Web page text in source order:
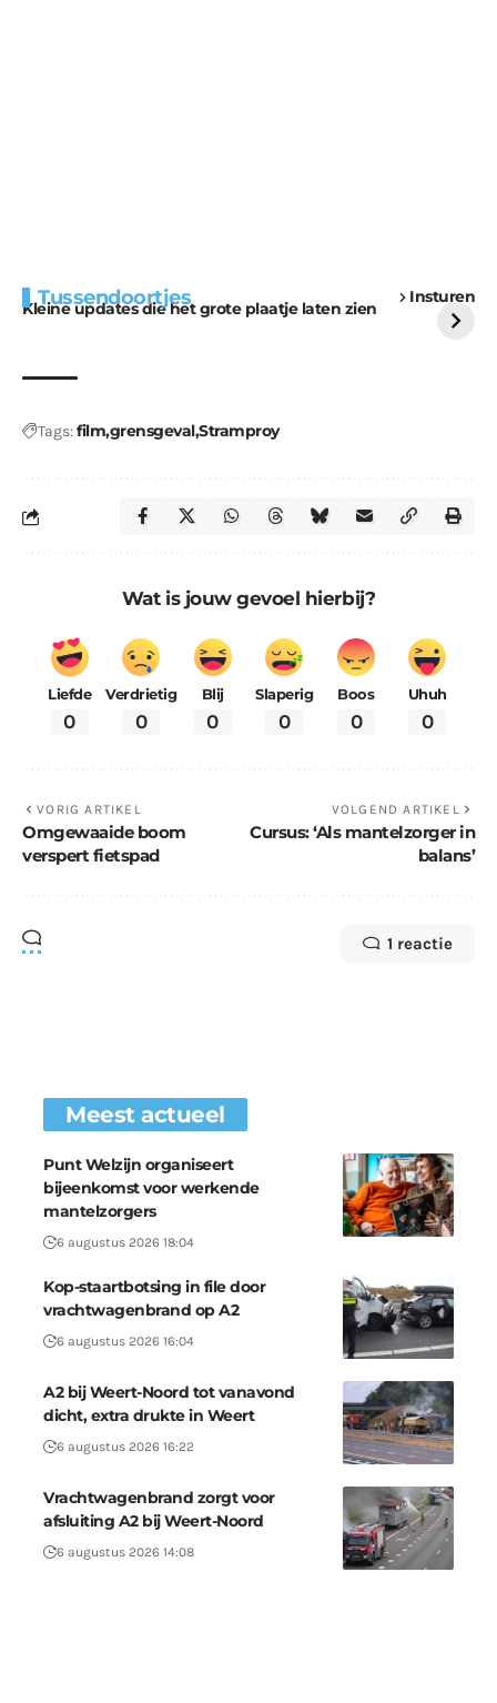
Tussendoortjes Insturen
Kleine updates die het grote plaatje laten zien
voor kabouters
uitdaging
Tags:filmgrensgevalStramproy
Wat is jouw gevoel hierbij?
Liefde
0
Verdrietig
0
Blij
0
Slaperig
0
Boos
0
Uhuh
0
VORIG ARTIKEL
Omgewaaide boom
verspert fietspad
VOLGEND ARTIKEL
Cursus: ‘Als mantelzorger in
balans’
1 reactie
Meest actueel
Punt Welzijn organiseert
bijeenkomst voor werkende
mantelzorgers
6 augustus 2026 18:04
Kop-staartbotsing in file door
vrachtwagenbrand op A2
6 augustus 2026 16:04
A2 bij Weert-Noord tot vanavond
dicht, extra drukte in Weert
6 augustus 2026 16:22
Vrachtwagenbrand zorgt voor
afsluiting A2 bij Weert-Noord
6 augustus 2026 14:08